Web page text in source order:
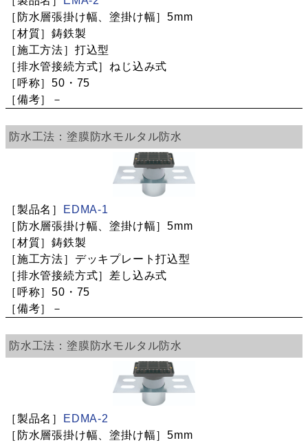
5mm
鋳鉄製
打込型
ねじ込み式
50・75
－
塗膜防水 モルタル防水
EDMA-1
5mm
鋳鉄製
デッキプレート打込型
差し込み式
50・75
－
塗膜防水 モルタル防水
EDMA-2
5mm